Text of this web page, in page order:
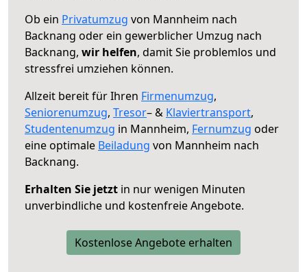
Ob ein Privatumzug von Mannheim nach
Backnang oder ein gewerblicher Umzug nach
Backnang, wir helfen, damit Sie problemlos und
stressfrei umziehen können.
Allzeit bereit für Ihren Firmenumzug,
Seniorenumzug, Tresor– & Klaviertransport,
Studentenumzug in Mannheim, Fernumzug oder
eine optimale Beiladung von Mannheim nach
Backnang.
Erhalten Sie jetzt in nur wenigen Minuten
unverbindliche und kostenfreie Angebote.
Kostenlose Angebote erhalten